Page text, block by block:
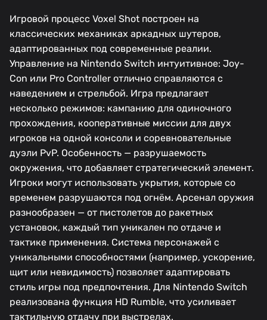
Игровой процесс Voxel Shot построен на
классических механиках аркадных шутеров,
адаптированных под современные реалии.
Управление на Nintendo Switch интуитивное: Joy-
Con или Pro Controller отлично справляются с
наведением и стрельбой. Игра предлагает
несколько режимов: кампанию для одиночного
прохождения, кооперативные миссии для двух
игроков на одной консоли и соревновательные
дуэли PvP. Особенность — разрушаемость
окружения, что добавляет стратегический элемент.
Игроки могут использовать укрытия, которые со
временем разрушаются под огнём. Арсенал оружия
разнообразен — от пистолетов до ракетных
установок, каждый тип уникален по отдаче и
тактике применения. Система персонажей с
уникальными способностями (например, ускорение,
щит или невидимость) позволяет адаптировать
стиль игры под предпочтения. Для Nintendo Switch
реализована функция HD Rumble, что усиливает
тактильную отдачу при выстрелах.